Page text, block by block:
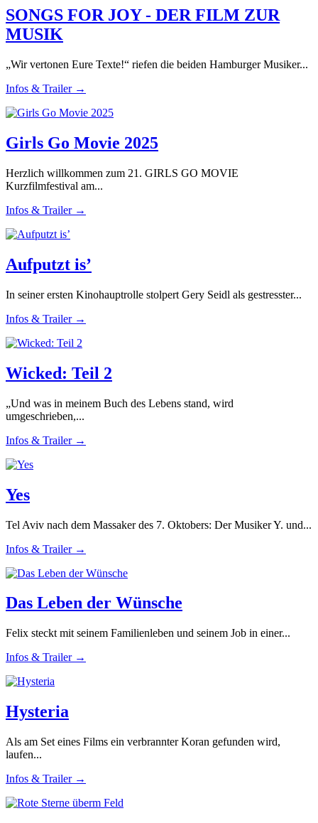
SONGS FOR JOY - DER FILM ZUR
MUSIK
„Wir vertonen Eure Texte!“ riefen die beiden Hamburger Musiker...
Infos & Trailer →
Girls Go Movie 2025
Herzlich willkommen zum 21. GIRLS GO MOVIE
Kurzfilmfestival am...
Infos & Trailer →
Aufputzt is’
In seiner ersten Kinohauptrolle stolpert Gery Seidl als gestresster...
Infos & Trailer →
Wicked: Teil 2
„Und was in meinem Buch des Lebens stand, wird
umgeschrieben,...
Infos & Trailer →
Yes
Tel Aviv nach dem Massaker des 7. Oktobers: Der Musiker Y. und...
Infos & Trailer →
Das Leben der Wünsche
Felix steckt mit seinem Familienleben und seinem Job in einer...
Infos & Trailer →
Hysteria
Als am Set eines Films ein verbrannter Koran gefunden wird,
laufen...
Infos & Trailer →